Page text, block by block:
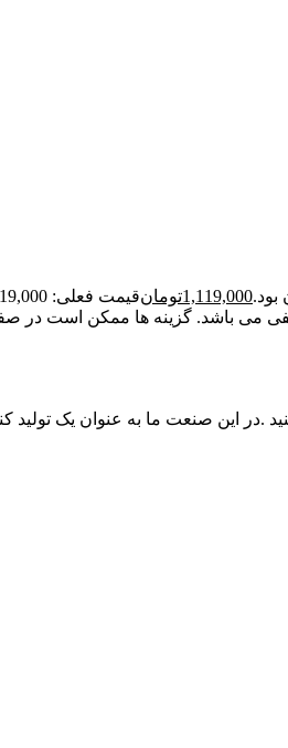
1,119,000تومانقیمت فعلی: 1,119,000تومان.
می باشد. گزینه ها ممکن است در
.در این صنعت ما به عنوان یک